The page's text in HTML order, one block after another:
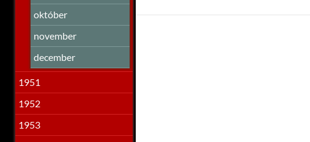
október
november
december
1951
1952
1953